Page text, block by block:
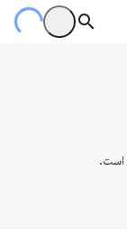
است.